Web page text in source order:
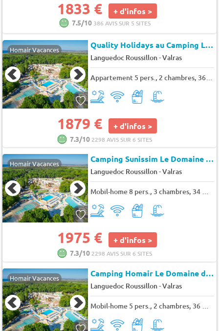
1833 € + d'infos >
7.5/10 386 AVIS SUR 5 SITES
Homair Vacances Quality Holidays au Camping La Yole
Languedoc Roussillon-Valras
Appartement 5 pers., 2 chambres, 36 m²
1879 € + d'infos >
7.3/10 2298 AVIS SUR 6 SITES
Homair Vacances Camping Sunissim Le Domaine de la Yole . - Valras Plage
Languedoc Roussillon-Valras
Mobil-home 8 pers., 3 chambres, 34 m² - 36 m²
1975 € + d'infos >
7.3/10 2298 AVIS SUR 6 SITES
Homair Vacances Camping Homair Le Domaine de la Yole
Languedoc Roussillon-Valras
Mobil-home 5 pers., 2 chambres, 36 m² - 37 m²